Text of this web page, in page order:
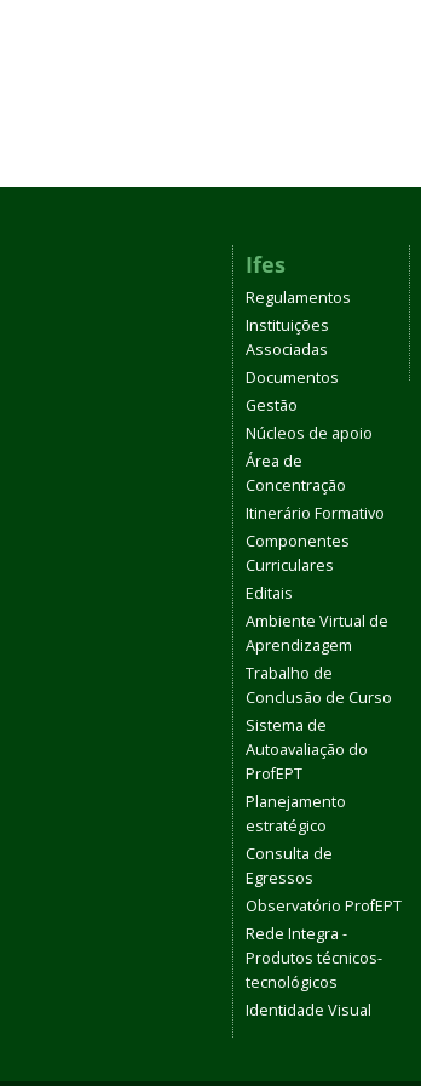
Ifes
Regulamentos
Instituições
Associadas
Documentos
Gestão
Núcleos de apoio
Área de
Concentração
Itinerário Formativo
Componentes
Curriculares
Editais
Ambiente Virtual de
Aprendizagem
Trabalho de
Conclusão de Curso
Sistema de
Autoavaliação do
ProfEPT
Planejamento
estratégico
Consulta de
Egressos
Observatório ProfEPT
Rede Integra -
Produtos técnicos-
tecnológicos
Identidade Visual